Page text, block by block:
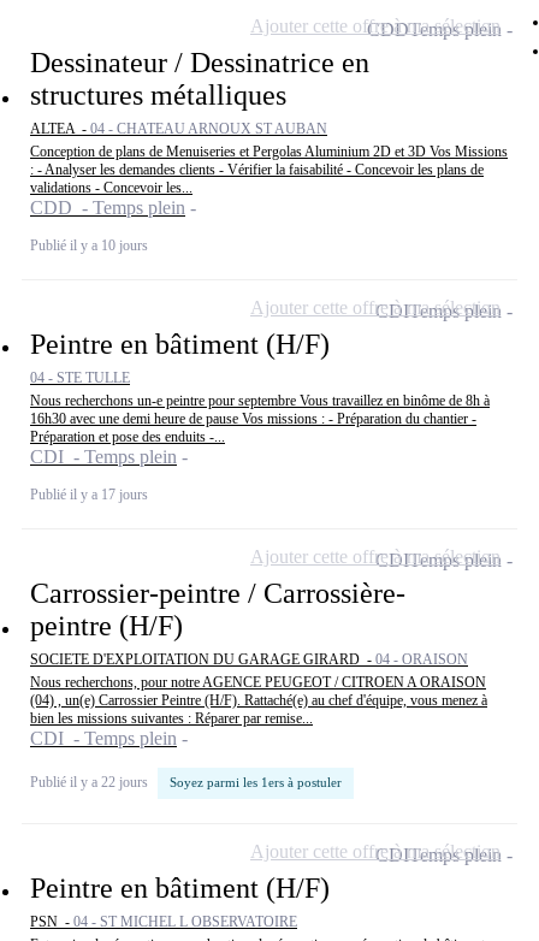
Dessinateur / Dessinatrice en
structures métalliques
ALTEA - 04 - CHATEAU ARNOUX ST AUBAN
Conception de plans de Menuiseries et Pergolas Aluminium 2D et 3D Vos Missions
: - Analyser les demandes clients - Vérifier la faisabilité - Concevoir les plans de
validations - Concevoir les...
CDD - Temps plein
Publié il y a 10 jours
CDDTemps plein
Ajouter cette offre à ma sélection
Peintre en bâtiment (H/F)
04 - STE TULLE
Nous recherchons un-e peintre pour septembre Vous travaillez en binôme de 8h à
16h30 avec une demi heure de pause Vos missions : - Préparation du chantier -
Préparation et pose des enduits -...
CDI - Temps plein
Publié il y a 17 jours
CDITemps plein
Ajouter cette offre à ma sélection
Carrossier-peintre / Carrossière-
peintre (H/F)
SOCIETE D'EXPLOITATION DU GARAGE GIRARD - 04 - ORAISON
Nous recherchons, pour notre AGENCE PEUGEOT / CITROEN A ORAISON
(04) , un(e) Carrossier Peintre (H/F). Rattaché(e) au chef d'équipe, vous menez à
bien les missions suivantes : Réparer par remise...
CDI - Temps plein
Publié il y a 22 jours Soyez parmi les 1ers à postuler
CDITemps plein
Ajouter cette offre à ma sélection
Peintre en bâtiment (H/F)
PSN - 04 - ST MICHEL L OBSERVATOIRE
CDITemps plein
Ajouter cette offre à ma sélection